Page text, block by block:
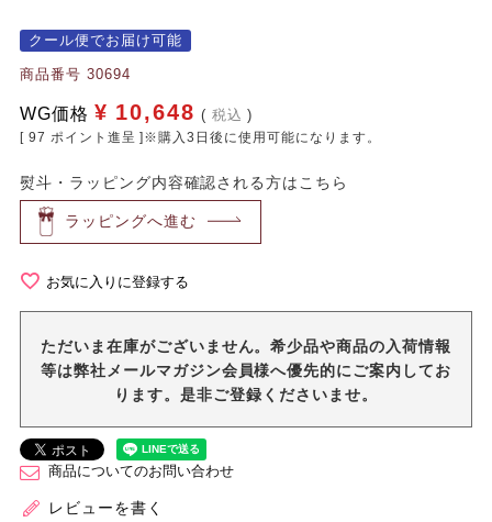
クール便でお届け可能
商品番号 30694
WG価格 ¥ 10,648 税込
[ 97 ポイント進呈 ]※購入3日後に使用可能になります。
熨斗・ラッピング内容確認される方はこちら
ラッピングへ進む
お気に入りに登録する
ただいま在庫がございません。希少品や商品の入荷情報
等は弊社メールマガジン会員様へ優先的にご案内してお
ります。是非ご登録くださいませ。
商品についてのお問い合わせ
レビューを書く